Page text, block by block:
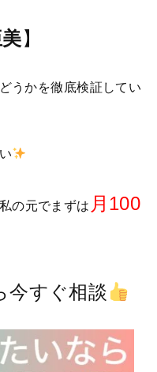
】
うかを徹底検証してい
の元でまずは 月100
今すぐ相談